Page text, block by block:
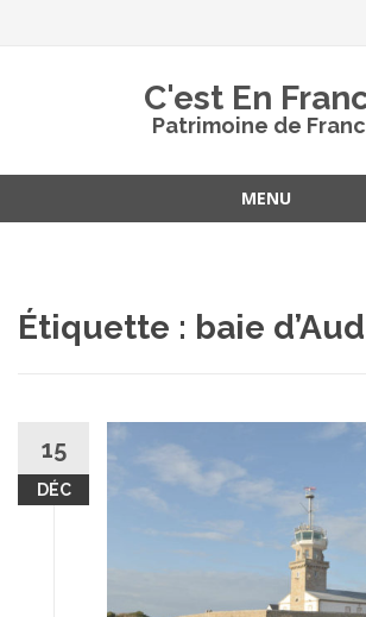
C'est En
Patrimoine de
MENU
Étiquette : baie
15
DÉC